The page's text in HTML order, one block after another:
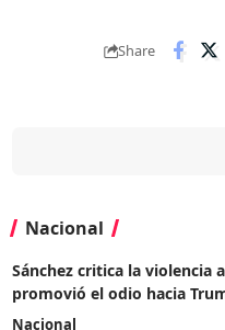
Share
Nacional
Sánchez critica la violencia
promovió el odio hacia
Nacional